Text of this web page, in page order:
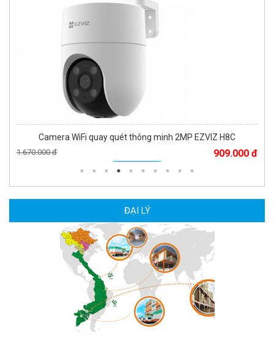
Camera WiFi quay quét thông minh 2MP EZVIZ H8C
1.670.000 đ 909.000 đ
MUA NGAY
ĐẠI LÝ